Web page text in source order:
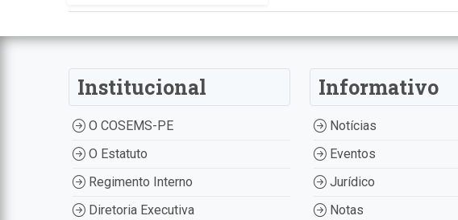
Institucional
O COSEMS-PE
O Estatuto
Regimento Interno
Diretoria Executiva
Informativo
Notícias
Eventos
Jurídico
Notas